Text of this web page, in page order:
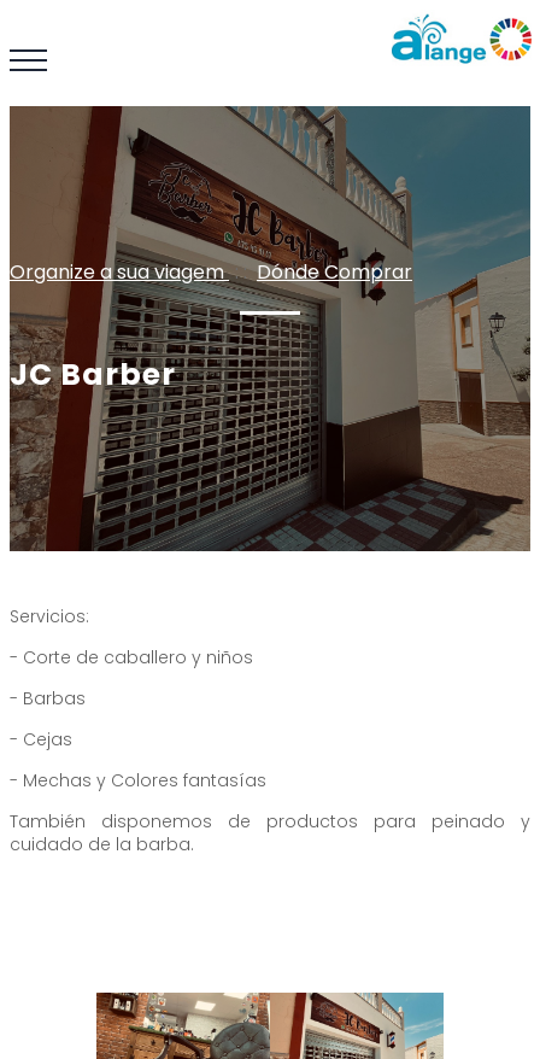
Organize a sua viagem: : Dónde Comprar
JC Barber
Servicios:
- Corte de caballero y niños
- Barbas
- Cejas
- Mechas y Colores fantasías
También disponemos de productos para peinado y
cuidado de la barba.